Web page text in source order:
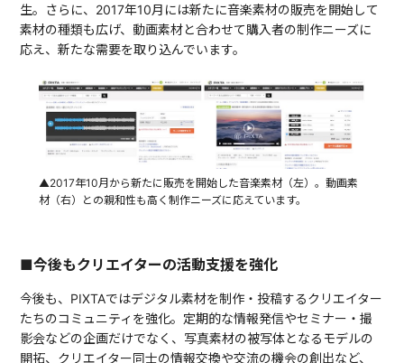
生。さらに、2017年10月には新たに音楽素材の販売を開始して
素材の種類も広げ、動画素材と合わせて購入者の制作ニーズに
応え、新たな需要を取り込んでいます。
▲2017年10月から新たに販売を開始した音楽素材（左）。動画素
材（右）との親和性も高く制作ニーズに応えています。
■今後もクリエイターの活動支援を強化
今後も、PIXTAではデジタル素材を制作・投稿するクリエイター
たちのコミュニティを強化。定期的な情報発信やセミナー・撮
影会などの企画だけでなく、写真素材の被写体となるモデルの
開拓、クリエイター同士の情報交換や交流の機会の創出など、